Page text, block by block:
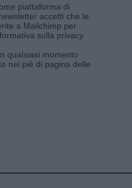
piattaforma di
accetti che le
a Mailchimp per
sulla privacy
qualsiasi momento
nel piè di pagina delle